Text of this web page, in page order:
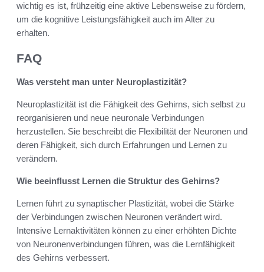
wichtig es ist, frühzeitig eine aktive Lebensweise zu fördern,
um die kognitive Leistungsfähigkeit auch im Alter zu
erhalten.
FAQ
Was versteht man unter Neuroplastizität?
Neuroplastizität ist die Fähigkeit des Gehirns, sich selbst zu
reorganisieren und neue neuronale Verbindungen
herzustellen. Sie beschreibt die Flexibilität der Neuronen und
deren Fähigkeit, sich durch Erfahrungen und Lernen zu
verändern.
Wie beeinflusst Lernen die Struktur des Gehirns?
Lernen führt zu synaptischer Plastizität, wobei die Stärke
der Verbindungen zwischen Neuronen verändert wird.
Intensive Lernaktivitäten können zu einer erhöhten Dichte
von Neuronenverbindungen führen, was die Lernfähigkeit
des Gehirns verbessert.